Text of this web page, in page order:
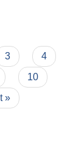
3
4
10
»